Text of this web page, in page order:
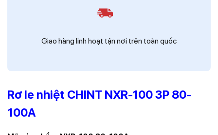
Giao hàng linh hoạt tận nơi trên toàn quốc
Rơ le nhiệt CHINT NXR-100 3P 80-
100A